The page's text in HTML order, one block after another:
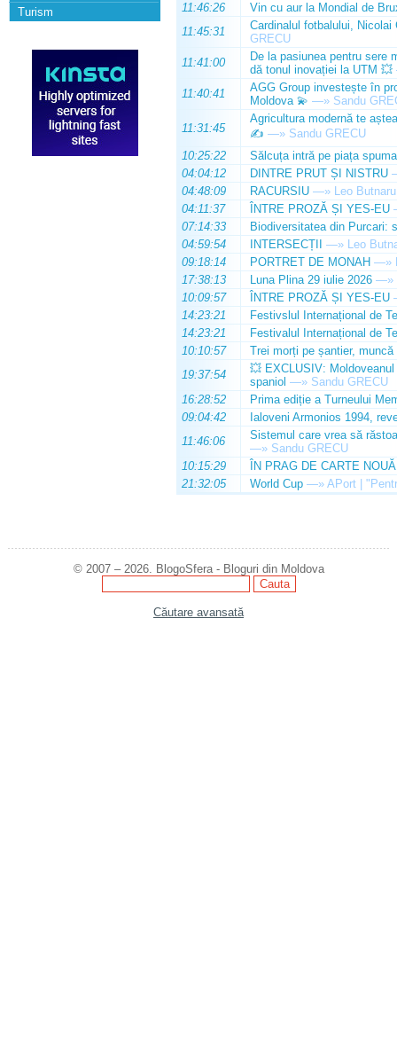
Turism
11:46:26
Vin cu aur la Mondial de
11:45:31
Cardinalul fotbalului,
GRECU
11:41:00
De la pasiunea pentru sere
dă tonul inovației la UTM 💥
11:40:41
AGG Group investește în
Moldova 💫 —» Sandu
11:31:45
Agricultura modernă te
✍️ —» Sandu GRECU
10:25:22
Sălcuța intră pe piața
04:04:12
DINTRE PRUT ȘI NISTRU
04:48:09
RACURSIU —» Leo Butnaru
04:11:37
ÎNTRE PROZĂ ȘI YES-EU
07:14:33
Biodiversitatea din Purcari:
04:59:54
INTERSECȚII —» Leo
09:18:14
PORTRET DE MONAH —»
17:38:13
Luna Plina 29 iulie 2026 —»
10:09:57
ÎNTRE PROZĂ ȘI YES-EU
14:23:21
Festivslul Internațional de
14:23:21
Festivalul Internațional de
10:10:57
Trei morți pe șantier, muncă
19:37:54
💥 EXCLUSIV:
spaniol —» Sandu GRECU
16:28:52
Prima ediție a Turneului
09:04:42
Ialoveni Armonios 1994,
11:46:06
Sistemul care vrea să
—» Sandu GRECU
10:15:29
ÎN PRAG DE CARTE NOUĂ
21:32:05
World Cup —» APort |
© 2007 – 2026. BlogoSfera - Bloguri din Moldova
Căutare avansată